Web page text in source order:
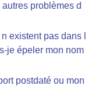
problèmes d
existent pas dans l
je épeler mon nom
postdaté ou mon